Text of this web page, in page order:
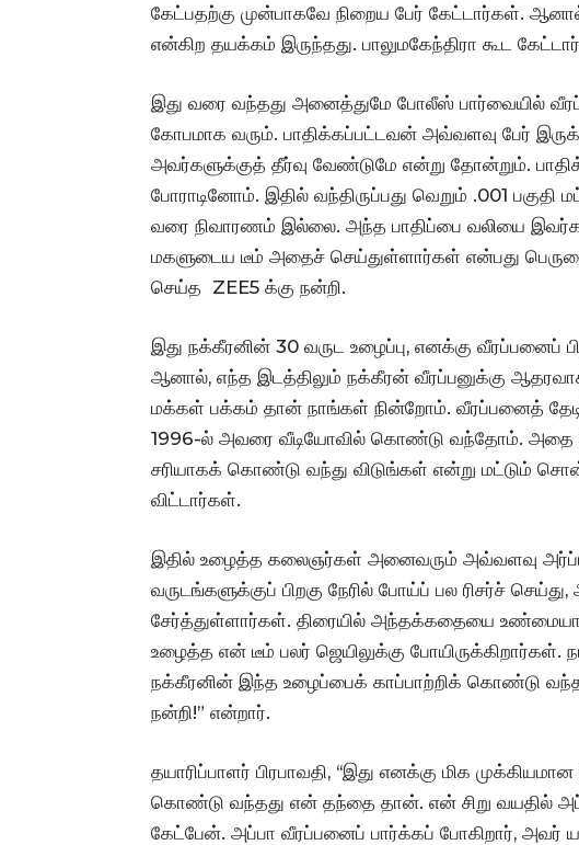
கேட்பதற்கு முன்பாகவே நிறைய பேர் கேட்டார்கள்.
என்கிற தயக்கம் இருந்தது. பாலுமகேந்திரா கூட
இது வரை வந்தது அனைத்துமே போலீஸ் பார்வையில்
கோபமாக வரும். பாதிக்கப்பட்டவன் அவ்வளவு பேர்
அவர்களுக்குத் தீர்வு வேண்டுமே என்று தோன்றும்.
போராடினோம். இதில் வந்திருப்பது வெறும் .001 பகுதி
வரை நிவாரணம் இல்லை. அந்த பாதிப்பை வலியை
மகளுடைய டீம் அதைச் செய்துள்ளார்கள் என்பது
செய்த ZEE5 க்கு நன்றி.
இது நக்கீரனின் 30 வருட உழைப்பு, எனக்கு வீரப்பனைப்
ஆனால், எந்த இடத்திலும் நக்கீரன் வீரப்பனுக்கு
மக்கள் பக்கம் தான் நாங்கள் நின்றோம். வீரப்பனைத்
1996-ல் அவரை வீடியோவில் கொண்டு வந்தோம். அதை
சரியாகக் கொண்டு வந்து விடுங்கள் என்று மட்டும்
விட்டார்கள்.
இதில் உழைத்த கலைஞர்கள் அனைவரும் அவ்வளவு
வருடங்களுக்குப் பிறகு நேரில் போய்ப் பல ரிசர்ச்
சேர்த்துள்ளார்கள். திரையில் அந்தக்கதையை
உழைத்த என் டீம் பலர் ஜெயிலுக்கு
நக்கீரனின் இந்த உழைப்பைக் காப்பாற்றிக் கொண்டு வந்த
நன்றி!” என்றார்.
தயாரிப்பாளர் பிரபாவதி, ‘‘இது எனக்கு மிக
கொண்டு வந்தது என் தந்தை தான். என் சிறு வயதில்
கேட்பேன். அப்பா வீரப்பனைப் பார்க்கப் போகிறார்,